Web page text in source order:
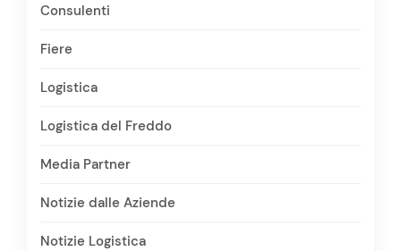
Consulenti
Fiere
Logistica
Logistica del Freddo
Media Partner
Notizie dalle Aziende
Notizie Logistica